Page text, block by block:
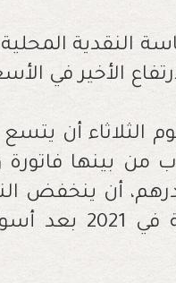
النقدية
الأخير في
الثلاثاء أن
في المئة لأسباب من بينها
أن تصل إلى 135 مليار درهم،
إلى 0.8 بالمئة هذا